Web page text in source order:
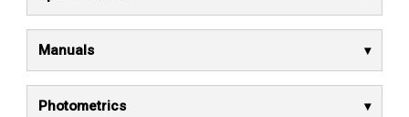
Manuals
Photometrics